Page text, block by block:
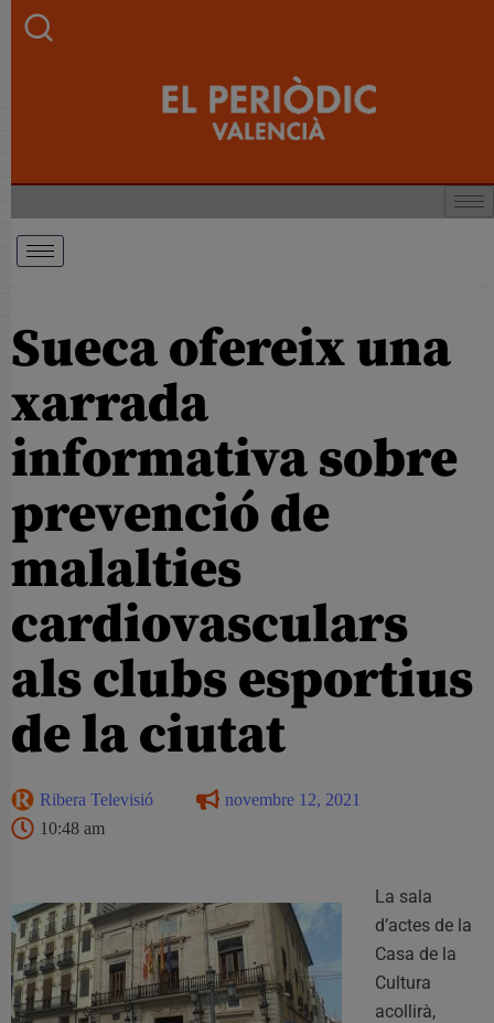
Sueca ofereix una
xarrada
informativa sobre
prevenció de
malalties
cardiovasculars
als clubs esportius
de la ciutat
Ribera Televisió
novembre 12, 2021
10:48 am
La sala
d’actes de la
Casa de la
Cultura
acollirà,